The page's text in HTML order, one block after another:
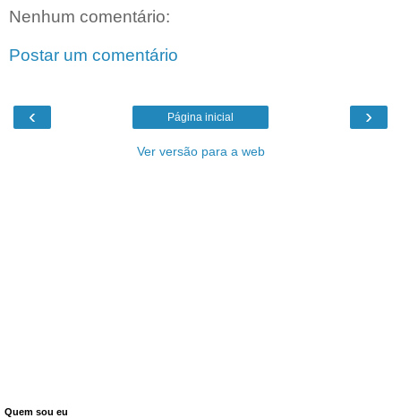
Nenhum comentário:
Postar um comentário
‹ ›
Página inicial
Ver versão para a web
Quem sou eu